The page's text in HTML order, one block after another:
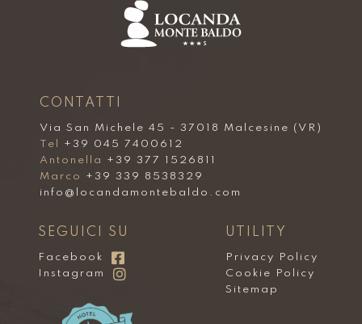
CONTATTI
Via San Michele 45 - 37018 Malcesine (VR)
Tel
+39 045 7400612
Antonella
+39 377 1526811
Marco
+39 339 8538329
info@locandamontebaldo.com
SEGUICI SU
Facebook
Instagram
UTILITY
Privacy Policy
Cookie Policy
Sitemap